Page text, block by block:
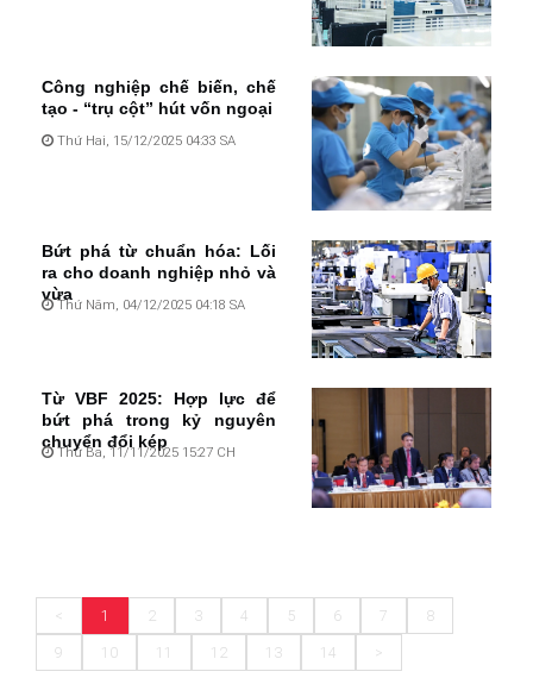
Công nghiệp chế biến, chế
tạo - “trụ cột” hút vốn ngoại
Thứ Hai, 15/12/2025 04:33 SA
Bứt phá từ chuẩn hóa: Lối
ra cho doanh nghiệp nhỏ và
vừa
Thứ Năm, 04/12/2025 04:18 SA
Từ VBF 2025: Hợp lực để
bứt phá trong kỷ nguyên
chuyển đổi kép
Thứ Ba, 11/11/2025 15:27 CH
< 1 2 3 4 5 6 7 8
9 10 11 12 13 14 >